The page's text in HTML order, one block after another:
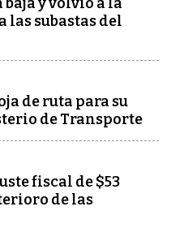
las subastas del
de ruta para su
de Transporte
fiscal de $53
de las